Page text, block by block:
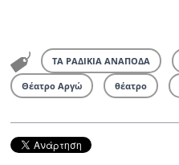
ΤΑ ΡΑΔΙΚΙΑ ΑΝΑΠΟΔΑ
Θέατρο Αργώ θέατρο